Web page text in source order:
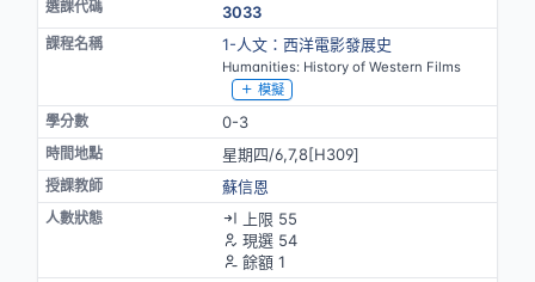
3033
1-人文：西洋電影發展史
Humanities: History of Western Films
模擬
0-3
星期四/6,7,8[H309]
蘇信恩
上限 55
現選 54
餘額 1